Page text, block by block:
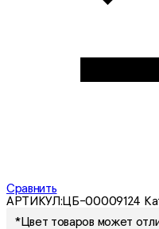
Сравнить
АРТИКУЛ:ЦБ-00009124
*Цвет товаров может